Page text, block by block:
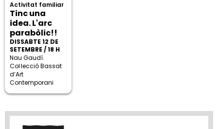
Activitat familiar
Tinc una
idea. L'arc
parabòlic!!
DISSABTE 12 DE
SETEMBRE / 18 H
Nau Gaudí.
Col·lecció Bassat
d’Art
Contemporani